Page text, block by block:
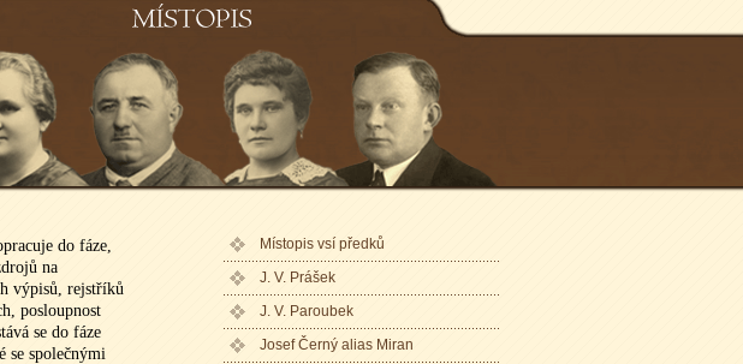
Tomáše Dvořáka
Místopis vsí předků
J. V. Prášek
J. V. Paroubek
Josef Černý alias Miran
do fáze,
na
výpisů, rejstříků
posloupnost
se do fáze
se společnými